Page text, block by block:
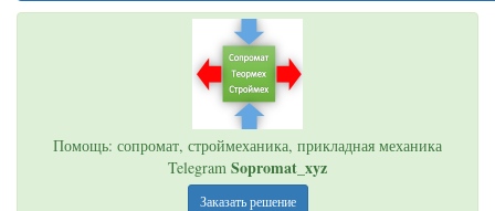
Помощь: сопромат, строймеханика, прикладная механика
Telegram Sopromat_xyz
Заказать решение